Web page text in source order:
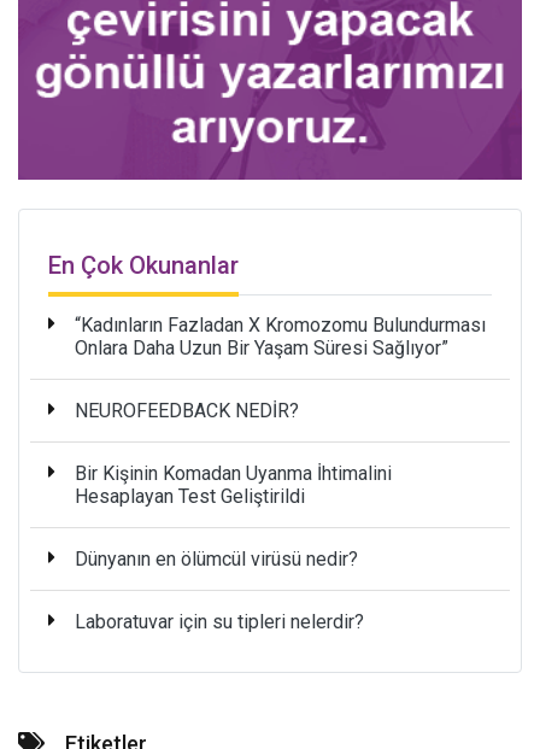
En Çok Okunanlar
“Kadınların Fazladan X Kromozomu Bulundurması
Onlara Daha Uzun Bir Yaşam Süresi Sağlıyor”
NEUROFEEDBACK NEDİR?
Bir Kişinin Komadan Uyanma İhtimalini
Hesaplayan Test Geliştirildi
Dünyanın en ölümcül virüsü nedir?
Laboratuvar için su tipleri nelerdir?
Etiketler